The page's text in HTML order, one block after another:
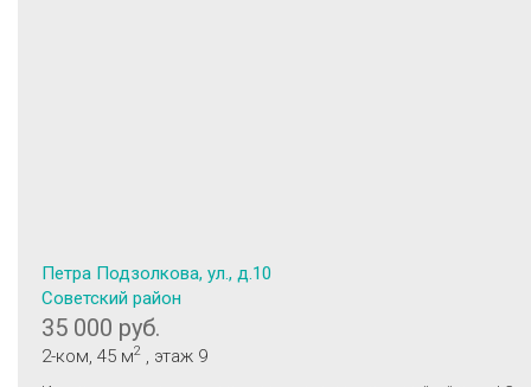
Петра Подзолкова, ул., д.10
Советский район
35 000 руб.
2-ком, 45 м2 , этаж 9